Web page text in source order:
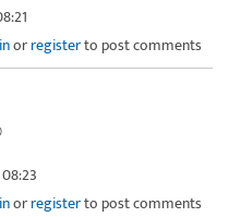
orregisterto post comments
orregisterto post comments